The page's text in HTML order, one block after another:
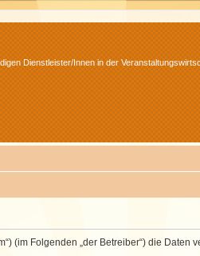
Dienstleister/Innen in der
(im Folgenden „der Betreiber“) die